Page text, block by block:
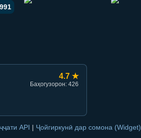
ulashish
orqali ulashish
4.7 ★
Баҳогузорон: 426
API | Ҷойгиркунӣ дар сомона (Widget)